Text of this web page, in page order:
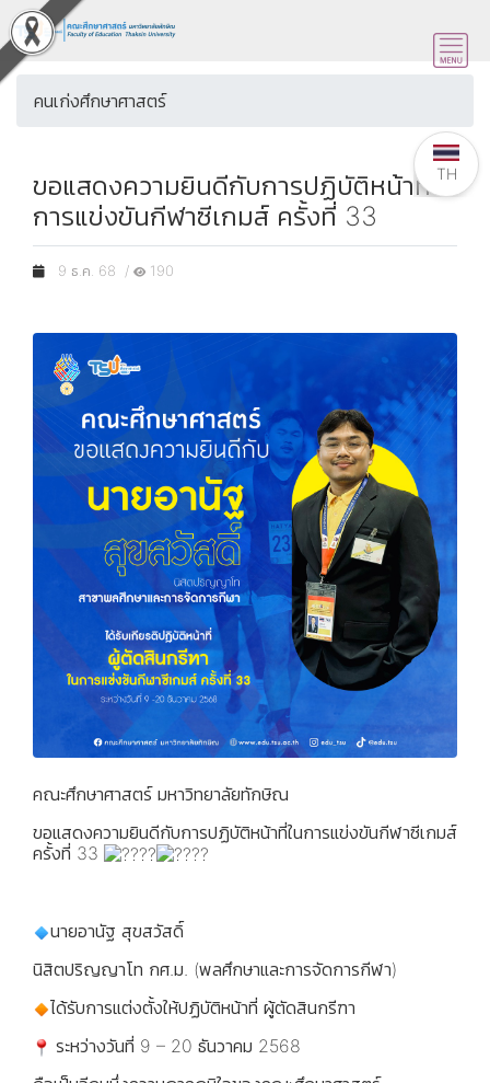
คนเก่งศึกษาศาสตร์
ขอแสดงความยินดีกับการปฏิบัติหน้าที่ใน
การแข่งขันกีฬาซีเกมส์ ครั้งที่ 33
9 ธ.ค. 68 / 190
คณะศึกษาศาสตร์ มหาวิทยาลัยทักษิณ
ขอแสดงความยินดีกับการปฏิบัติหน้าที่ในการแข่งขันกีฬาซีเกมส์
ครั้งที่ 33
นายอานัฐ สุขสวัสดิ์
นิสิตปริญญาโท กศ.ม. (พลศึกษาและการจัดการกีฬา)
ได้รับการแต่งตั้งให้ปฏิบัติหน้าที่ ผู้ตัดสินกรีฑา
ระหว่างวันที่ 9 – 20 ธันวาคม 2568
TH